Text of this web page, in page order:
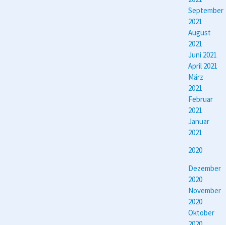
September
2021
August
2021
Juni 2021
April 2021
März
2021
Februar
2021
Januar
2021
2020
Dezember
2020
November
2020
Oktober